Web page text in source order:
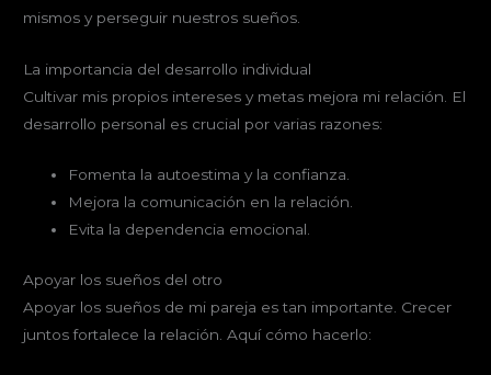
mismos y perseguir nuestros sueños.
La importancia del desarrollo individual
Cultivar mis propios intereses y metas mejora mi relación. El
desarrollo personal es crucial por varias razones:
Fomenta la autoestima y la confianza.
Mejora la comunicación en la relación.
Evita la dependencia emocional.
Apoyar los sueños del otro
Apoyar los sueños de mi pareja es tan importante. Crecer
juntos fortalece la relación. Aquí cómo hacerlo: